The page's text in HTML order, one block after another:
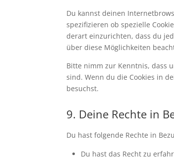
Du kannst deinen
spezifizieren ob spezielle
derart einzurichten, dass du
über diese Möglichkeiten
Bitte nimm zur Kenntnis, dass
sind. Wenn du die Cookies in
besuchst.
9. Deine Rechte in
Du hast folgende Rechte in
Du hast das Recht zu